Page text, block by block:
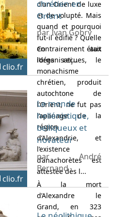
d’un Orient de luxe
et de volupté. Mais
quand et pourquoi
fut-il édifié ? Quelle
en était
l’organisati...
clio.fr
chrétien en
Orient
par Ivan Gobry
Contrairement aux
idées reçues, le
monachisme
chrétien, produit
autochtone de
l’Orient, ne fut pas
l’apanage de la
région
d’Alexandrie, et
l’existence
d’anachorètes est
attestée dès l...
clio.fr
Le monde
hellénistique,
belliqueux et
novateur
par André
Bernand
À la mort
d’Alexandre le
Grand, en 323